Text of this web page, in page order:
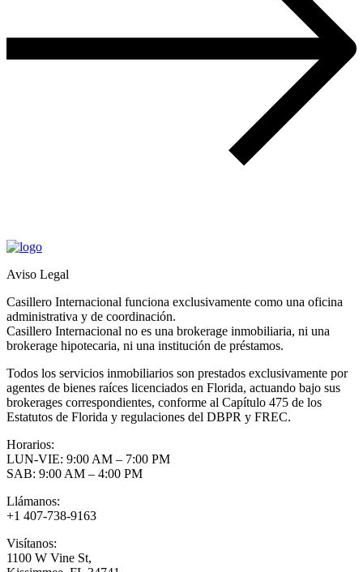
Aviso Legal
Casillero Internacional funciona exclusivamente como una oficina
administrativa y de coordinación.
Casillero Internacional no es una brokerage inmobiliaria, ni una
brokerage hipotecaria, ni una institución de préstamos.
Todos los servicios inmobiliarios son prestados exclusivamente por
agentes de bienes raíces licenciados en Florida, actuando bajo sus
brokerages correspondientes, conforme al Capítulo 475 de los
Estatutos de Florida y regulaciones del DBPR y FREC.
Horarios:
LUN-VIE: 9:00 AM – 7:00 PM
SAB: 9:00 AM – 4:00 PM
Llámanos:
+1 407-738-9163
Visítanos:
1100 W Vine St,